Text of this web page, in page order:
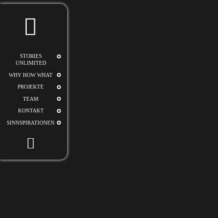
UNLIMITED
STORIES
UNLIMITED
WHY HOW WHAT
PROJEKTE
TEAM
KONTAKT
SINNSPIRATIONEN